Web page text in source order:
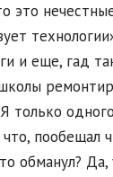
это
и еще, гад
только
пообещал
обманул?